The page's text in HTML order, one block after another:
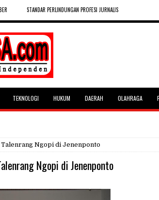
STANDAR PERLINDUNGAN PROFESI JURNALIS
TEKNOLOGI HUKUM DAERAH OLAHRAGA
Talenrang Ngopi di Jenenponto
Ngopi di Jenenponto